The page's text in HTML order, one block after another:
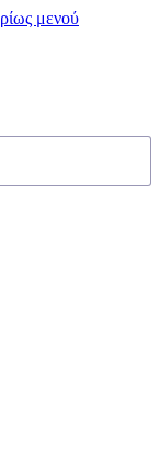
μενού